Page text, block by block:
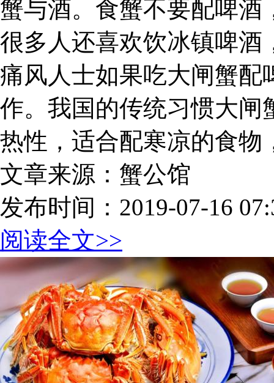
蟹与酒。食蟹不要配啤酒
很多人还喜欢饮冰镇啤酒
痛风人士如果吃大闸蟹配
作。我国的传统习惯大闸
热性，适合配寒凉的食
文章来源：蟹公馆
发布时间：2019-07-16
阅读全文>>